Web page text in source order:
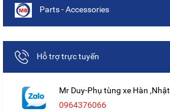
Parts - Accessories
Hỗ trợ trực tuyến
Mr Duy-Phụ tùng xe Hàn ,Nhật
0964376066